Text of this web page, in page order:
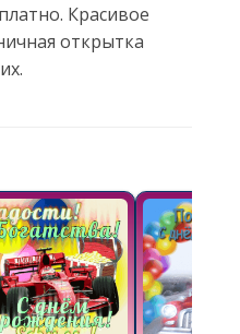
Красивое
открытка